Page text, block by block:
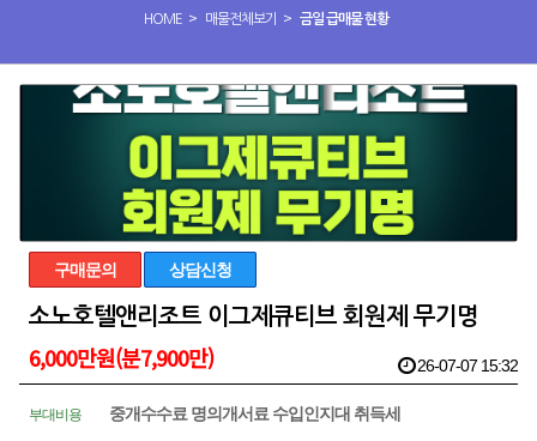
HOME > 매물전체보기 > 금일 급매물 현황
구매문의 상담신청
소노호텔앤리조트 이그제큐티브 회원제 무기명
6,000만원(분7,900만)
부대비용 중개수수료 명의개서료 수입인지대 취득세
26-07-07 15:32